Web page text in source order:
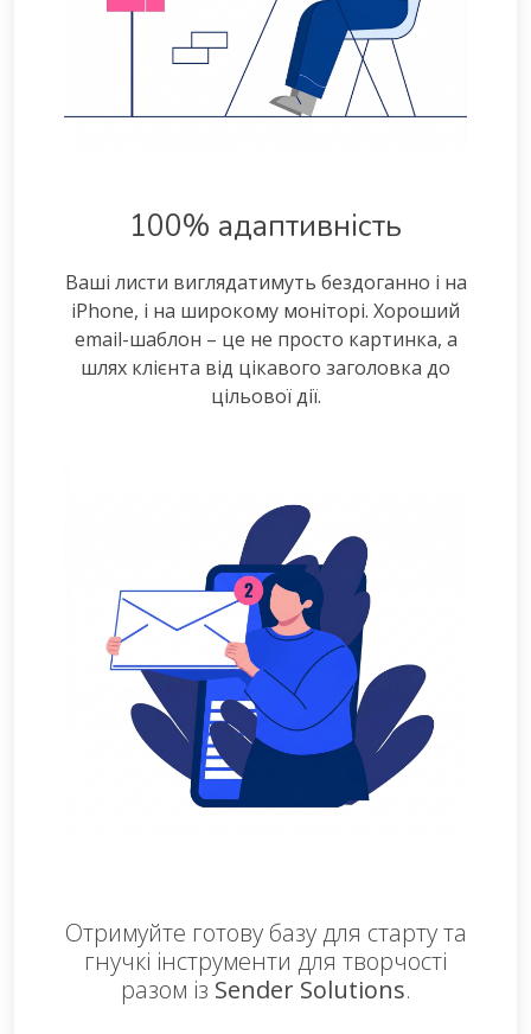
100% адаптивність
Ваші листи виглядатимуть бездоганно і на
iPhone, і на широкому моніторі. Хороший
email-шаблон – це не просто картинка, а
шлях клієнта від цікавого заголовка до
цільової дії.
Отримуйте готову базу для старту та
гнучкі інструменти для творчості
разом із Sender Solutions.